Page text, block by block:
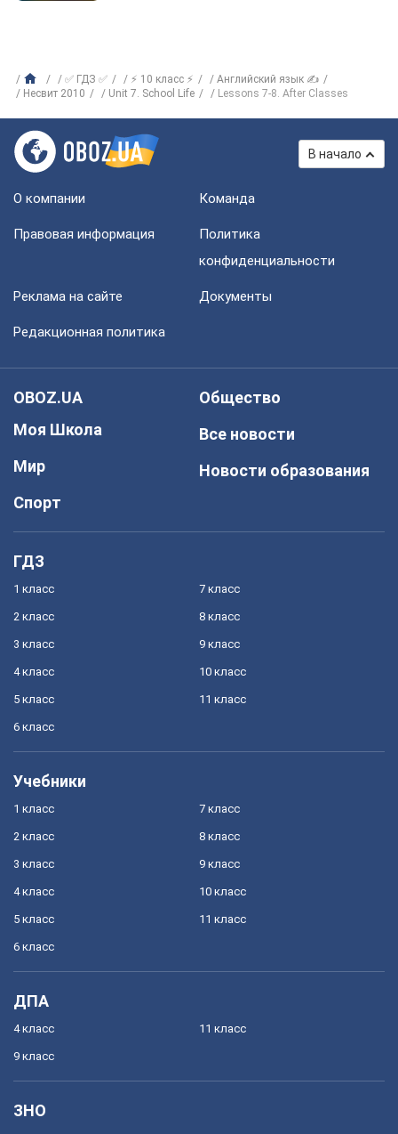
✅ ГДЗ ✅ ⚡ 10 класс ⚡
Английский язык ✍
Несвит 2010
Unit 7. School Life Lessons 7-8. After Classes
В начало
О компании Команда
Правовая информация
Политика
конфиденциальности
Реклама на сайте Документы
Редакционная политика
OBOZ.UA
Моя Школа
Мир
Спорт
Общество
Все новости
Новости образования
ГДЗ
1 класс
2 класс
3 класс
4 класс
5 класс
6 класс
7 класс
8 класс
9 класс
10 класс
11 класс
Учебники
1 класс
2 класс
3 класс
4 класс
5 класс
6 класс
7 класс
8 класс
9 класс
10 класс
11 класс
ДПА
4 класс
9 класс
11 класс
ЗНО